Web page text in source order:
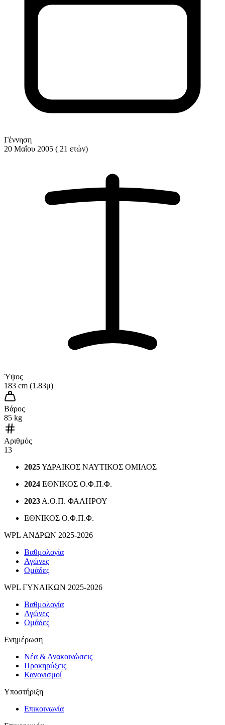
Γέννηση
20 Μαΐου 2005 ( 21 ετών)
Ύψος
183 cm (1.83μ)
Βάρος
85 kg
Αριθμός
13
2025ΥΔΡΑΙΚΟΣ ΝΑΥΤΙΚΟΣ ΟΜΙΛΟΣ
2024 ΕΘΝΙΚΟΣ Ο.Φ.Π.Φ.
2023 Α.Ο.Π. ΦΑΛΗΡΟΥ
ΕΘΝΙΚΟΣ Ο.Φ.Π.Φ.
WPL ΑΝΔΡΩΝ 2025-2026
Βαθμολογία
Αγώνες
Ομάδες
WPL ΓΥΝΑΙΚΩΝ 2025-2026
Βαθμολογία
Αγώνες
Ομάδες
Ενημέρωση
Νέα & Ανακοινώσεις
Προκηρύξεις
Κανονισμοί
Υποστήριξη
Επικοινωνία